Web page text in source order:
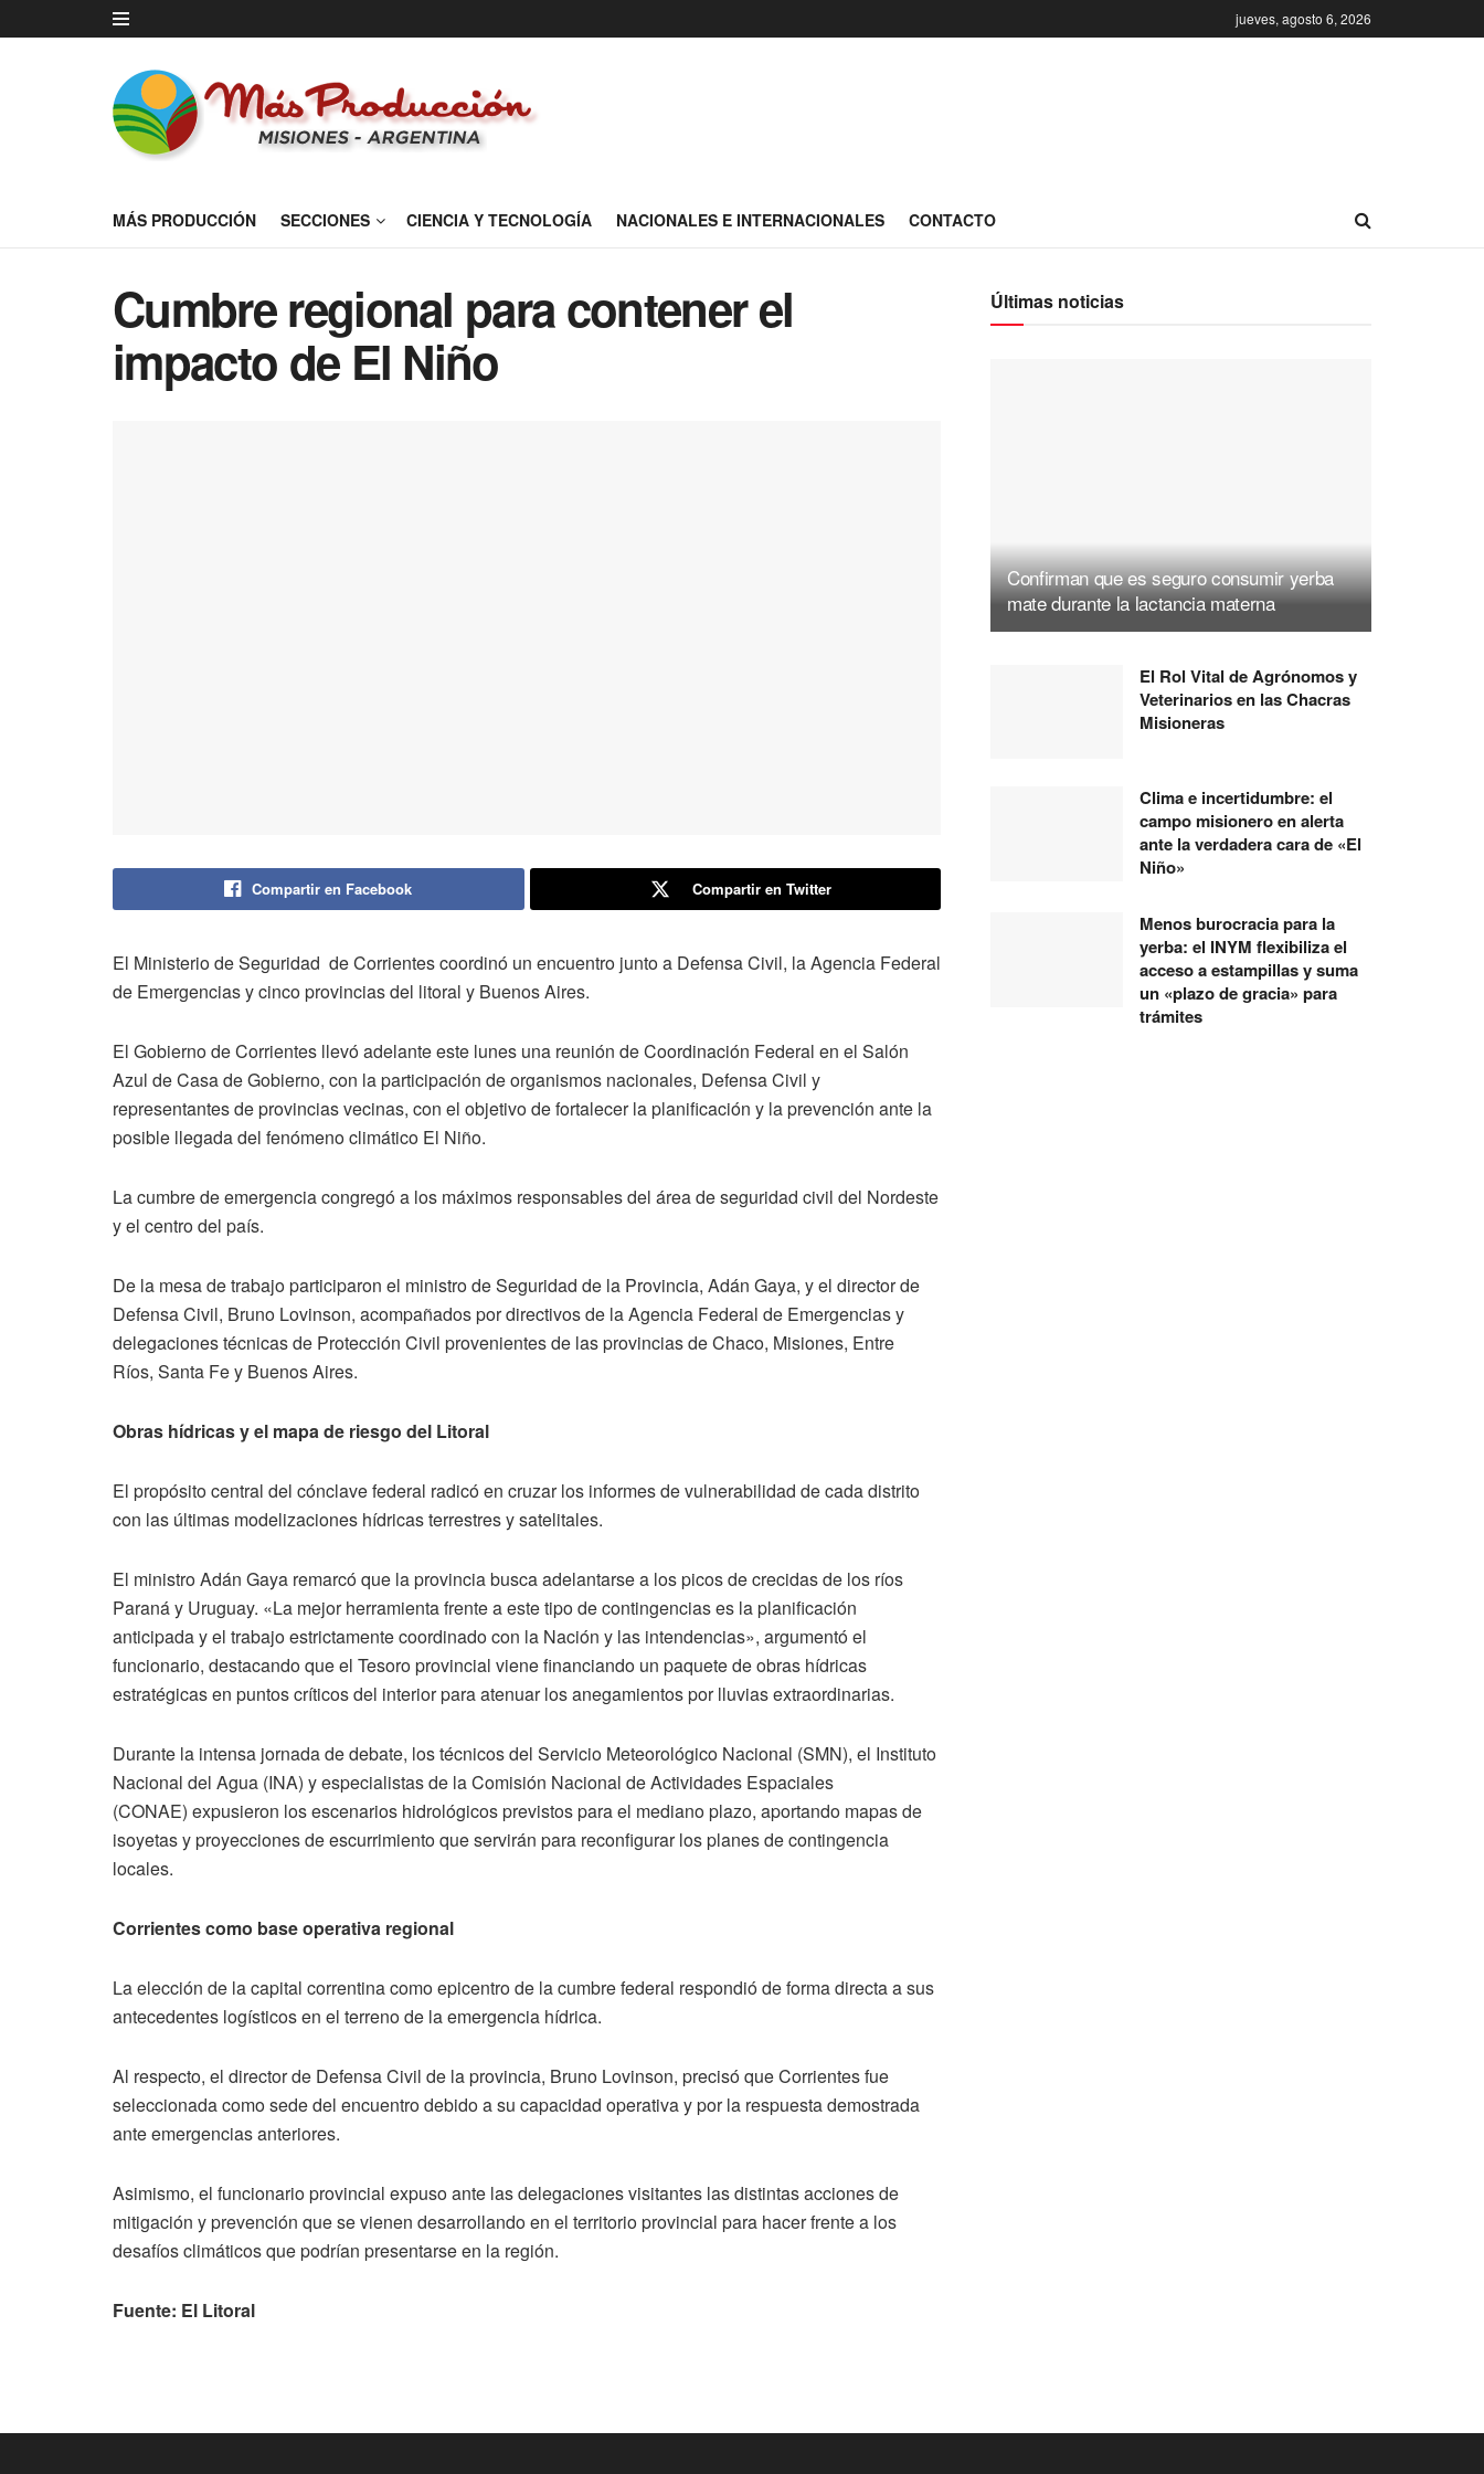
jueves, agosto 6, 2026
MÁS PRODUCCIÓN SECCIONES CIENCIA Y TECNOLOGÍA NACIONALES E INTERNACIONALES CONTACTO
Cumbre regional para contener el
impacto de El Niño
Compartir en Facebook Compartir en Twitter
El Ministerio de Seguridad de Corrientes coordinó un encuentro junto a Defensa Civil, la Agencia Federal
de Emergencias y cinco provincias del litoral y Buenos Aires.
El Gobierno de Corrientes llevó adelante este lunes una reunión de Coordinación Federal en el Salón
Azul de Casa de Gobierno, con la participación de organismos nacionales, Defensa Civil y
representantes de provincias vecinas, con el objetivo de fortalecer la planificación y la prevención ante la
posible llegada del fenómeno climático El Niño.
La cumbre de emergencia congregó a los máximos responsables del área de seguridad civil del Nordeste
y el centro del país.
De la mesa de trabajo participaron el ministro de Seguridad de la Provincia, Adán Gaya, y el director de
Defensa Civil, Bruno Lovinson, acompañados por directivos de la Agencia Federal de Emergencias y
delegaciones técnicas de Protección Civil provenientes de las provincias de Chaco, Misiones, Entre
Ríos, Santa Fe y Buenos Aires.
Obras hídricas y el mapa de riesgo del Litoral
El propósito central del cónclave federal radicó en cruzar los informes de vulnerabilidad de cada distrito
con las últimas modelizaciones hídricas terrestres y satelitales.
El ministro Adán Gaya remarcó que la provincia busca adelantarse a los picos de crecidas de los ríos
Paraná y Uruguay. «La mejor herramienta frente a este tipo de contingencias es la planificación
anticipada y el trabajo estrictamente coordinado con la Nación y las intendencias», argumentó el
funcionario, destacando que el Tesoro provincial viene financiando un paquete de obras hídricas
estratégicas en puntos críticos del interior para atenuar los anegamientos por lluvias extraordinarias.
Durante la intensa jornada de debate, los técnicos del Servicio Meteorológico Nacional (SMN), el Instituto
Nacional del Agua (INA) y especialistas de la Comisión Nacional de Actividades Espaciales
(CONAE) expusieron los escenarios hidrológicos previstos para el mediano plazo, aportando mapas de
isoyetas y proyecciones de escurrimiento que servirán para reconfigurar los planes de contingencia
locales.
Corrientes como base operativa regional
La elección de la capital correntina como epicentro de la cumbre federal respondió de forma directa a sus
antecedentes logísticos en el terreno de la emergencia hídrica.
Al respecto, el director de Defensa Civil de la provincia, Bruno Lovinson, precisó que Corrientes fue
seleccionada como sede del encuentro debido a su capacidad operativa y por la respuesta demostrada
ante emergencias anteriores.
Asimismo, el funcionario provincial expuso ante las delegaciones visitantes las distintas acciones de
mitigación y prevención que se vienen desarrollando en el territorio provincial para hacer frente a los
desafíos climáticos que podrían presentarse en la región.
Fuente: El Litoral
Últimas noticias
Confirman que es seguro consumir yerba
mate durante la lactancia materna
El Rol Vital de Agrónomos y
Veterinarios en las Chacras
Misioneras
Clima e incertidumbre: el
campo misionero en alerta
ante la verdadera cara de «El
Niño»
Menos burocracia para la
yerba: el INYM flexibiliza el
acceso a estampillas y suma
un «plazo de gracia» para
trámites